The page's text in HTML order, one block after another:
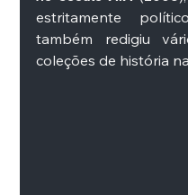
estritamente
também redigiu
coleções de história